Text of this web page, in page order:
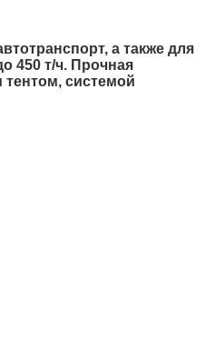
а также для
450 т/ч. Прочная
тентом, системой